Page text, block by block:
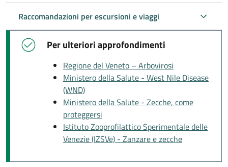
Raccomandazioni per escursioni e viaggi
Per ulteriori approfondimenti
Regione del Veneto – Arbovirosi
Ministero della Salute - West Nile Disease
(WND)
Ministero della Salute - Zecche, come
proteggersi
Istituto Zooprofilattico Sperimentale delle
Venezie (IZSVe) - Zanzare e zecche